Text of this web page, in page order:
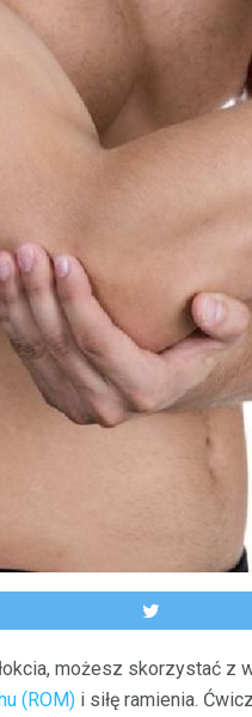
możesz skorzystać z
(ROM) i siłę ramienia.